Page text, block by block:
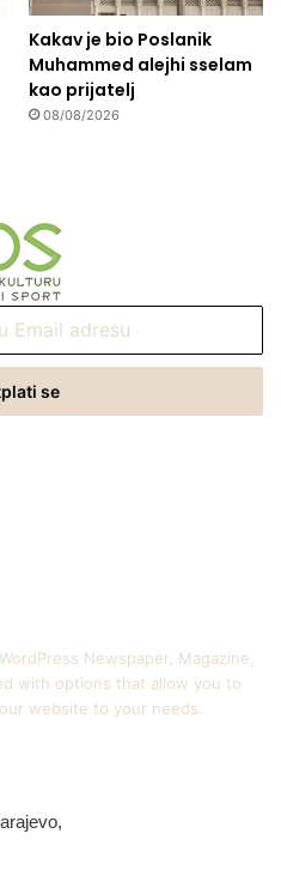
Kakav je bio Poslanik
Muhammed alejhi sselam
kao prijatelj
08/08/2026
Newspaper, Magazine,
with options that allow you to
website to your needs.